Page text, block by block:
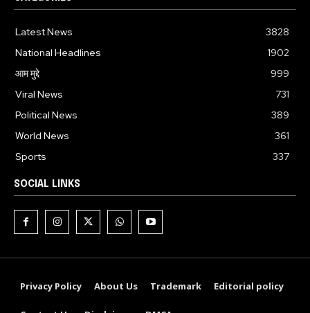
Latest News
3828
National Headlines
1902
आम मुद्दे
999
Viral News
731
Political News
389
World News
361
Sports
337
SOCIAL LINKS
Privacy Policy About Us Trademark Editorial policy